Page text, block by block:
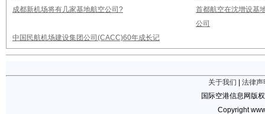
成都新机场将有几家基地航空公司?
首都航空在沈增设基
公司
中国民航机场建设集团公司(CACC)60年成长记
关于我们
法律声
国际空港信息网版
Copyright